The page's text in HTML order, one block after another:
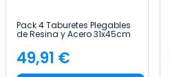
Pack 4 Taburetes Plegables
de Resina y Acero 31x45cm
Blancos 7house
Precio
49,91 €